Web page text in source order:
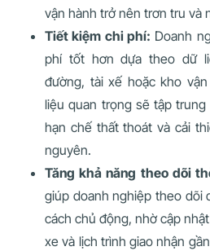
vận hành trở nên trơn tru và
Tiết kiệm chi phí: Doanh
phí tốt hơn dựa theo dữ
đường, tài xế hoặc kho
liệu quan trọng sẽ tập trung
hạn chế thất thoát và cải
nguyên.
Tăng khả năng theo dõi
giúp doanh nghiệp theo dõi
cách chủ động, nhờ cập
xe và lịch trình giao nhận